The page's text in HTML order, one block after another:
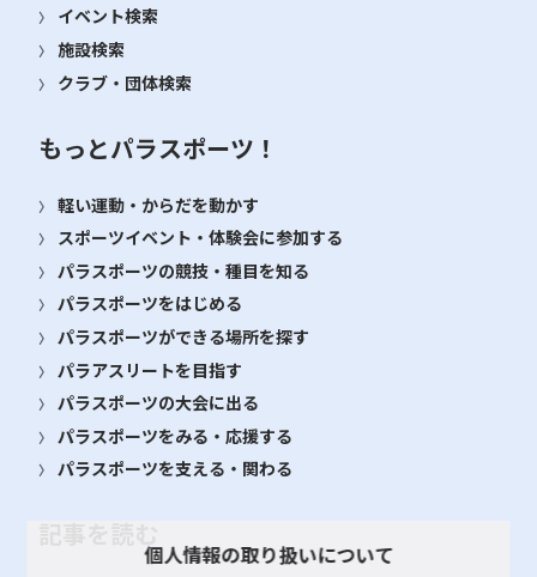
イベント検索
施設検索
クラブ・団体検索
もっとパラスポーツ！
軽い運動・からだを動かす
スポーツイベント・体験会に参加する
パラスポーツの競技・種目を知る
パラスポーツをはじめる
パラスポーツができる場所を探す
パラアスリートを目指す
パラスポーツの大会に出る
パラスポーツをみる・応援する
パラスポーツを支える・関わる
個人情報の取り扱いについて